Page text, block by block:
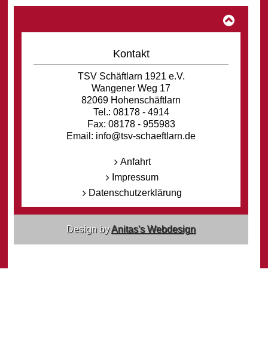
Kontakt
TSV Schäftlarn 1921 e.V.
Wangener Weg 17
82069 Hohenschäftlarn
Tel.: 08178 - 4914
Fax: 08178 - 955983
Email: info@tsv-schaeftlarn.de
Anfahrt
Impressum
Datenschutzerklärung
Design byAnitas's Webdesign